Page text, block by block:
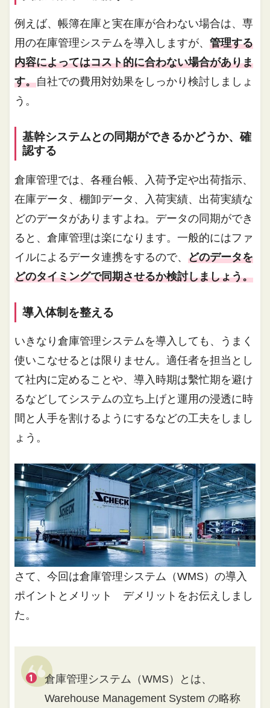
例えば、帳簿在庫と実在庫が合わない場合は、専
用の在庫管理システムを導入しますが、管理する
内容によってはコスト的に合わない場合がありま
す。自社での費用対効果をしっかり検討しましょ
う。
基幹システムとの同期ができるかどうか、確
認する
倉庫管理では、各種台帳、入荷予定や出荷指示、
在庫データ、棚卸データ、入荷実績、出荷実績な
どのデータがありますよね。データの同期ができ
ると、倉庫管理は楽になります。一般的にはファ
イルによるデータ連携をするので、どのデータを
どのタイミングで同期させるか検討しましょう。
導入体制を整える
いきなり倉庫管理システムを導入しても、うまく
使いこなせるとは限りません。適任者を担当とし
て社内に定めることや、導入時期は繫忙期を避け
るなどしてシステムの立ち上げと運用の浸透に時
間と人手を割けるようにするなどの工夫をしまし
ょう。
さて、今回は倉庫管理システム（WMS）の導入
ポイントとメリット デメリットをお伝えしまし
た。
倉庫管理システム（WMS）とは、
Warehouse Management System の略称